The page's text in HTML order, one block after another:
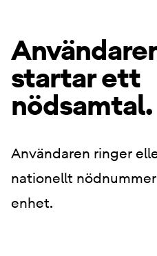
startar ett
nödsamtal.
Användaren ringer
nationellt
enhet.